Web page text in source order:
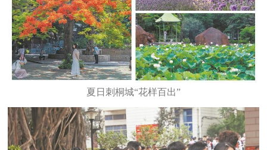
夏日刺桐城“花样百出”